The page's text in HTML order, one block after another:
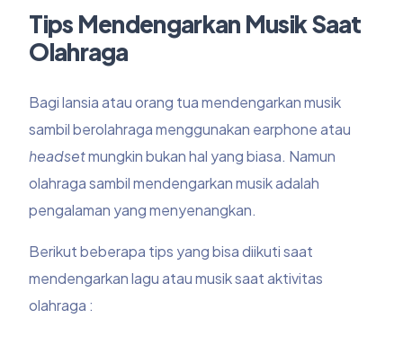
Tips Mendengarkan Musik Saat
Olahraga
Bagi lansia atau orang tua mendengarkan musik
sambil berolahraga menggunakan earphone atau
headsetmungkin bukan hal yang biasa. Namun
olahraga sambil mendengarkan musik adalah
pengalaman yang menyenangkan.
Berikut beberapa tips yang bisa diikuti saat
mendengarkan lagu atau musik saat aktivitas
olahraga :